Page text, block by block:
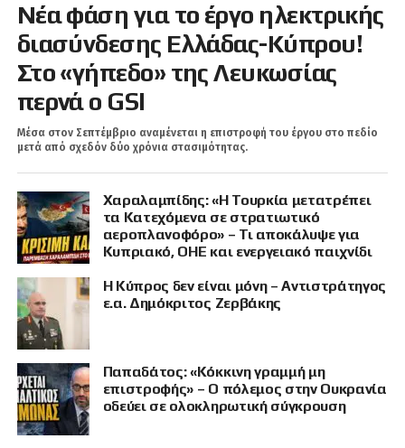
Νέα φάση για το έργο ηλεκτρικής
διασύνδεσης Ελλάδας-Κύπρου!
Στο «γήπεδο» της Λευκωσίας
περνά ο GSI
Μέσα στον Σεπτέμβριο αναμένεται η επιστροφή του έργου στο πεδίο
μετά από σχεδόν δύο χρόνια στασιμότητας.
Χαραλαμπίδης: «Η Τουρκία μετατρέπει
τα Κατεχόμενα σε στρατιωτικό
αεροπλανοφόρο» – Τι αποκάλυψε για
Κυπριακό, ΟΗΕ και ενεργειακό παιχνίδι
Η Κύπρος δεν είναι μόνη – Αντιστράτηγος
ε.α. Δημόκριτος Ζερβάκης
Παπαδάτος: «Κόκκινη γραμμή μη
επιστροφής» – Ο πόλεμος στην Ουκρανία
οδεύει σε ολοκληρωτική σύγκρουση